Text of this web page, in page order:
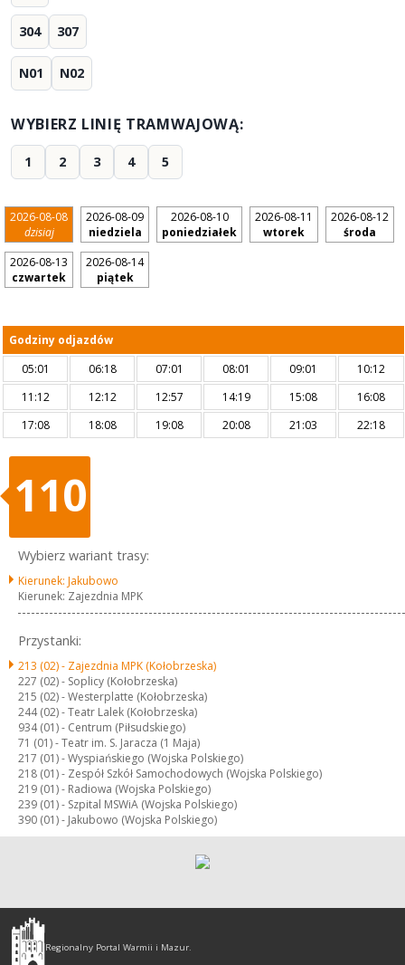
304 307
N01 N02
WYBIERZ LINIĘ TRAMWAJOWĄ:
1 2 3 4 5
2026-08-08
dzisiaj
2026-08-09
niedziela
2026-08-10
poniedziałek
2026-08-11
wtorek
2026-08-12
środa
2026-08-13
czwartek
2026-08-14
piątek
Godziny odjazdów
05:01
06:18 07:01 08:01 09:01
10:12
11:12
12:12 12:57 14:19 15:08
16:08
17:08
18:08 19:08 20:08 21:03 22:18
110
Wybierz wariant trasy:
Kierunek: Jakubowo
Kierunek: Zajezdnia MPK
Przystanki:
213 (02) - Zajezdnia MPK (Kołobrzeska)
227 (02) - Soplicy (Kołobrzeska)
215 (02) -Westerplatte (Kołobrzeska)
244 (02) -Teatr Lalek (Kołobrzeska)
934 (01) - Centrum (Piłsudskiego)
71 (01) -Teatr im. S. Jaracza (1 Maja)
217 (01) -Wyspiańskiego (Wojska Polskiego)
218 (01) - Zespół Szkół Samochodowych (Wojska Polskiego)
219 (01) - Radiowa (Wojska Polskiego)
239 (01) - Szpital MSWiA (Wojska Polskiego)
390 (01) - Jakubowo (Wojska Polskiego)
Olsztyn
-
Regionalny Portal Warmii i Mazur.